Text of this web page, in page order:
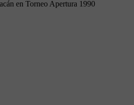
en Torneo Apertura 1990